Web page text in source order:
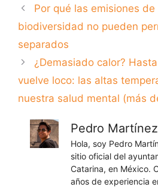
Por qué las emisiones
biodiversidad no pueden
separados
¿Demasiado calor?
vuelve loco: las altas
nuestra salud mental (más
Pedro Martínez
Hola, soy Pedro
sitio oficial del
Catarina, en México.
años de experiencia